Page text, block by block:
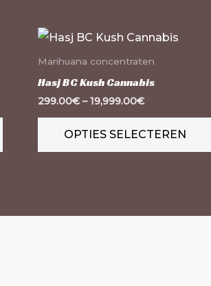
product
meerdere
variaties.
optie
worden
Marihuana concentraten
Hasj BC Kush Cannabis
299.00€–19,999.00€
OPTIES SELECTEREN